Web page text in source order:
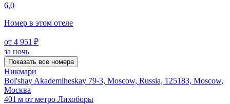
6,0
Номер в этом отеле
от 4 951 ₽
за ночь
Показать все номера
Никмари
Bol'shay Akademiheskay 79-3, Moscow, Russia, 125183, Moscow,
Москва
401 м от метро Лихоборы